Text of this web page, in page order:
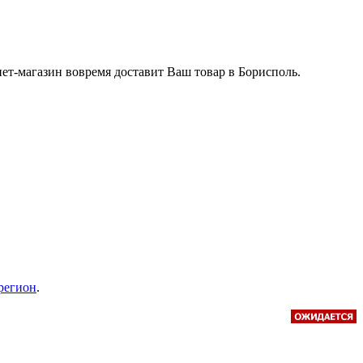
магазин вовремя доставит Ваш товар в Борисполь.
.